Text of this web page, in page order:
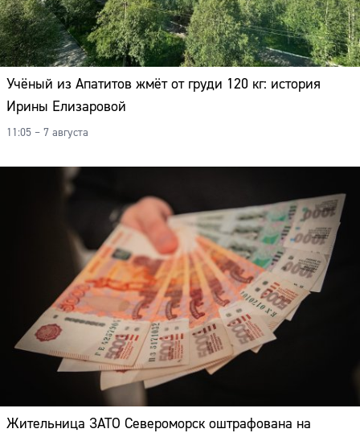
Учёный из Апатитов жмёт от груди 120 кг: история
Ирины Елизаровой
11:05 – 7 августа
Жительница ЗАТО Североморск оштрафована на